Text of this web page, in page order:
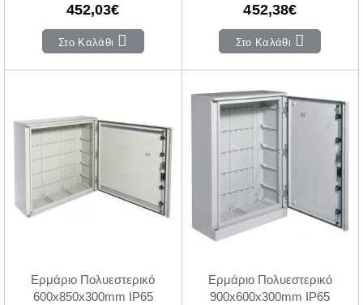
452,03€
Στο Καλάθι
452,38€
Στο Καλάθι
Ερμάριο Πολυεστερικό
600x850x300mm IP65
Ερμάριο Πολυεστερικό
900x600x300mm IP65